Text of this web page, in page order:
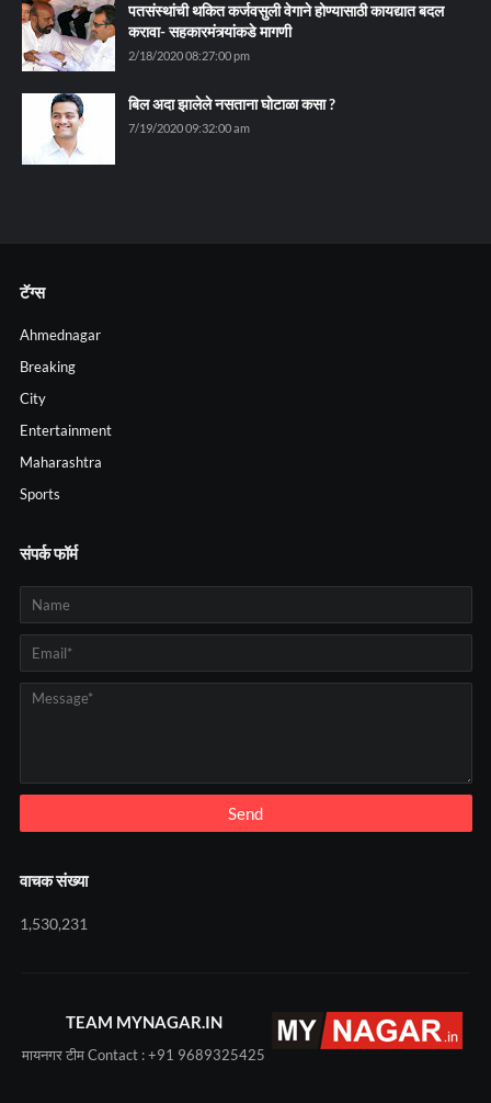
पतसंस्थांची थकित कर्जवसुली वेगाने होण्यासाठी कायद्यात बदल
करावा- सहकारमंत्र्यांकडे मागणी
2/18/2020 08:27:00 pm
बिल अदा झालेले नसताना घोटाळा कसा ?
7/19/2020 09:32:00 am
टॅग्स
Ahmednagar
Breaking
City
Entertainment
Maharashtra
Sports
संपर्क फॉर्म
वाचक संख्या
1,530,231
TEAM MYNAGAR.IN
मायनगर टीम Contact : +91 9689325425